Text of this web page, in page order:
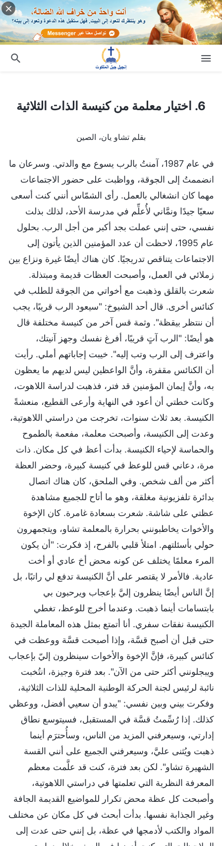
6. اختيار معلمة من كنيسة الذات الثلاثية
بقلم تشاو يان، الصين
في عام 1987، آمنتُ بالرب يسوع مع والدتي. وسرعان ما
انضممتُ إلى الجوقة، وواظبت على حضور الاجتماعات
مهما كان انشغالي بالعمل. رأى الشمّاس أنني كنت أسعى
سعيًا جيدًا ونمَّاني لأُعلِّم في مدرسة الأحد، لذلك بذلت
نفسي، حتى إنني عملت بجد أكبر من أجل الرب. بحلول
عام 1995، لاحظت أن عدد المؤمنين الذين يأتون إلى
الاجتماعات يتناقص تدريجيًا. كان هناك أيضًا غيرة ونزاع بين
زملائي في العمل، وأصبحت العظات قديمة ومبتذلة.
شعرت بالقلق وذهبت مع أخواتي من الجوقة للطلب في
كنائس أخرى. قال أحد الشيوخ: "سيعود الرب قريبًا، يجب
أن ننتظر بيقظة". وثمة قس آخر من كنيسة مختلفة قال
هو أيضًا: "الرب آتٍ قريبًا، أفرغ نفسك وجهز آنيتك،
واعترف إلى الرب وتب إليه". خيبت إجاباتهم أملي. رأيت
أن الكنائس مقفرة، وأنَّ الواعظين ليس لديهم ما يعظون
به، وأنَّ إيمان المؤمنين قد فتر، فذهبت لدراسة اللاهوت،
وكانت خطتي أن أعود في النهاية وأرعى القطيع، منعشةً
الكنيسة. بعد ثلاث سنوات، تخرجت من دراستي اللاهوتية،
وعدت إلى الكنيسة، وأصبحت معلمة، مفعمة بالطموح
والحماسة لإحياء الكنيسة. بدأت أعظ في كل مكان. ذات
مرة، دعاني قس للوعظ في كنيسة كبيرة، وحضر العظة
أكثر من ألف شخص. وفي الملحق، كان هناك اتصال
بدائرة تلفزيونية مغلقة، وهو ما أتاح للجميع مشاهدة
عظتي على شاشة. شعرت بسعادة غامرة. كان الإخوة
والأخوات يخاطبونني بحرارة بالمعلمة تشاو، ويتجمهرون
حولي بأسئلتهم. امتلأ قلبي بالفرح، إذ فكرت: "أن يكون
المرء معلمًا يختلف عن كونه محض أخ عادي أو أخت
عادية. فالأمر لا يقتصر على أنَّ الكنيسة تدفع لي راتبًا، بل
إنَّ الناس أيضًا ينظرون إليَّ بإعجاب ويرحبون بي
بابتسامات أينما ذهبت. وعندما أخرج للوعظ، تغطي
الكنيسة نفقات سفري. أنا أتمتع بمثل هذه المعاملة الجيدة
حتى قبل أن أصبح قسَّة، وإذا أصبحت قسَّة ووعظت في
كنائس كبيرة، فإنَّ الإخوة والأخوات سينظرون إليّ بإعجاب
ويبجلونني أكثر حتى من الآن". بعد فترة وجيزة، انتُخبت
نائبة لرئيس لجنة الحركة الوطنية المحلية للذات الثلاثية،
وفكرت بيني وبين نفسي: "يبدو أن سعيي أفضل، ووعظي
كذلك. إذا رُسِّمتُ قسَّة في المستقبل، فسيتوسع نطاق
إدارتي، وسيعرفني المزيد من الناس، وسأُحترَم أينما
ذهبت ويُثنى عليَّ، وسيعرفني الجميع على أنني القسة
الشهيرة تشاو". لكن بعد فترة، كنت قد علَّمت معظم
المعرفة النظرية التي تعلمتها في دراستي اللاهوتية،
وأصبحت كل عظة محض تكرار للمواضيع القديمة الجافة
وغير الجذابة نفسها. بدأت أبحث في كل مكان عن مختلف
المواد والكتب لأدمجها في عظة، بل إنني حتى عدت إلى